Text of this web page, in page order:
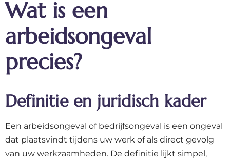
Wat is een
arbeidsongeval
precies?
Definitie en juridisch kader
Een arbeidsongeval of bedrijfsongeval is een ongeval
dat plaatsvindt tijdens uw werk of als direct gevolg
van uw werkzaamheden. De definitie lijkt simpel,